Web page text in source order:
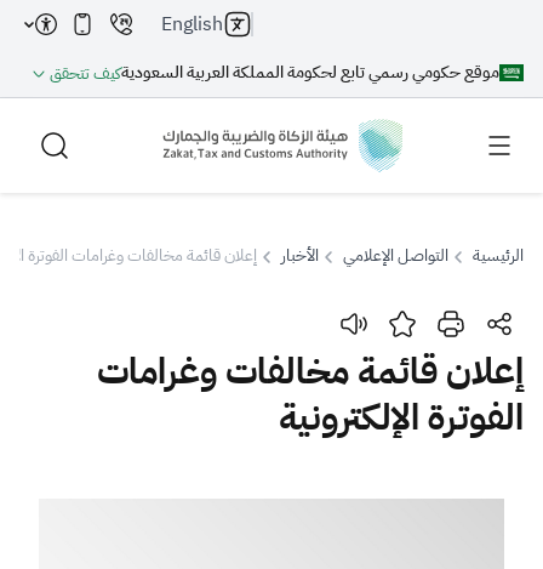
موقع حكومي رسمي تابع لحكومة المملكة العربية السعوديةكيف تتحقق
English
بحث
بحث بحث AI
اقتراحات
الرئيسية التواصل الإعلامي الأخبار إعلان قائمة مخالفات وغرامات الفوترة
إعلان قائمة مخالفات وغرامات
الفوترة الإلكترونية